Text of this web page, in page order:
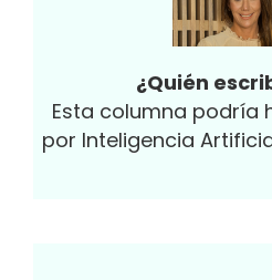
¿Quién
Esta columna podría
por Inteligencia